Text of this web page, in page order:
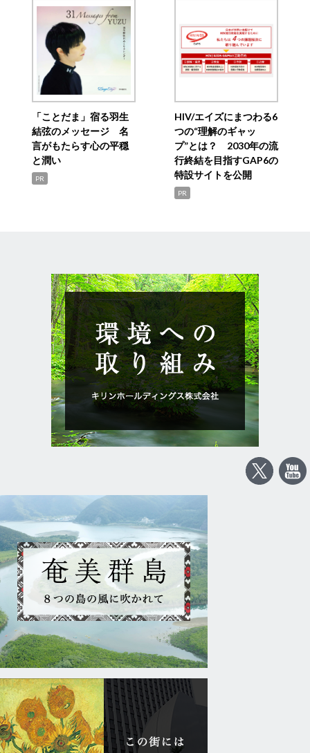
「ことだま」宿る羽生
結弦のメッセージ 名
言がもたらす心の平穏
と潤い
PR
HIV/エイズにまつわる6
つの“理解のギャッ
プ”とは？ 2030年の流
行終結を目指すGAP6の
特設サイトを公開
PR